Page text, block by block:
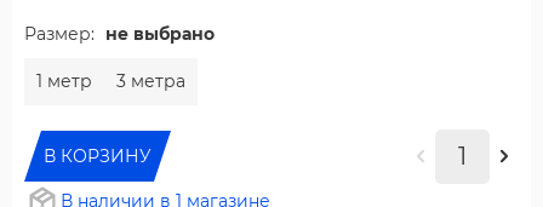
Размер: не выбрано
1 метр 3 метра
В КОРЗИНУ
В наличии в 1 магазине